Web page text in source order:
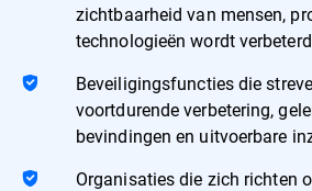
zichtbaarheid van mensen,
technologieën wordt
Beveiligingsfuncties die
voortdurende verbetering,
bevindingen en uitvoerbare
Organisaties die zich richten